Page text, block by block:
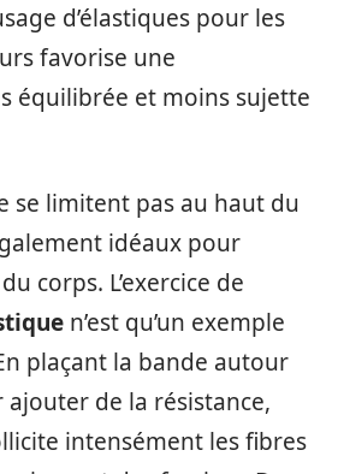
d’élastiques pour les
favorise une
équilibrée et moins sujette
se limitent pas au haut du
idéaux pour
corps. L’exercice de
n’est qu’un exemple
plaçant la bande autour
ajouter de la résistance,
intensément les fibres